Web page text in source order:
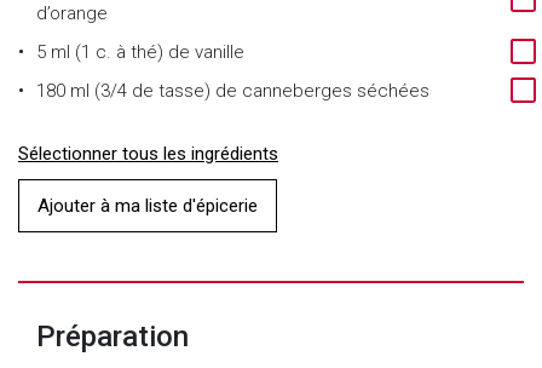
d’orange
5 ml (1 c. à thé) de vanille
180 ml (3/4 de tasse) de canneberges séchées
Sélectionner tous les ingrédients
Ajouter à ma liste d'épicerie
Préparation